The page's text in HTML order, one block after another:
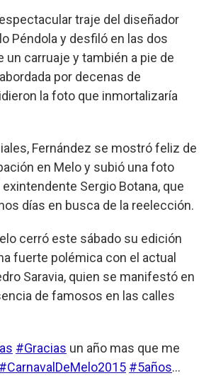
traje del diseñador
Péndola y desfiló en las dos
un carruaje y también a pie de
por decenas de
la foto que inmortalizaría
Fernández se mostró feliz de
en Melo y subió una foto
Sergio Botana, que
días en busca de la reelección.
cerró este sábado su edición
fuerte polémica con el actual
Saravia, quien se manifestó en
de famosos en las calles
#Gracias un año mas que me
#CarnavalDeMelo2015 #5años…